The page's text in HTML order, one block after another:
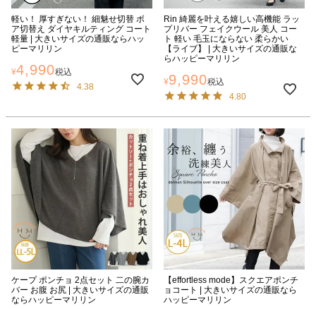
軽い！ 厚すぎない！ 細魅せ切替 ボ
ア切替え ダイヤキルティング コート
軽量 | 大きいサイズの通販ならハッ
ピーマリリン
¥4,990税込
4.38
Rin 綺麗を叶える嬉しい高機能 ラッ
プリバー フェイクウール 美人 コー
ト 軽い 毛玉にならない 柔らかい
【ライブ】 | 大きいサイズの通販な
らハッピーマリリン
¥9,990税込
4.80
ケープ ポンチョ 2点セット 二の腕カ
バー お腹 お尻 | 大きいサイズの通販
ならハッピーマリリン
【effortless mode】スクエアポンチ
ョコート | 大きいサイズの通販なら
ハッピーマリリン